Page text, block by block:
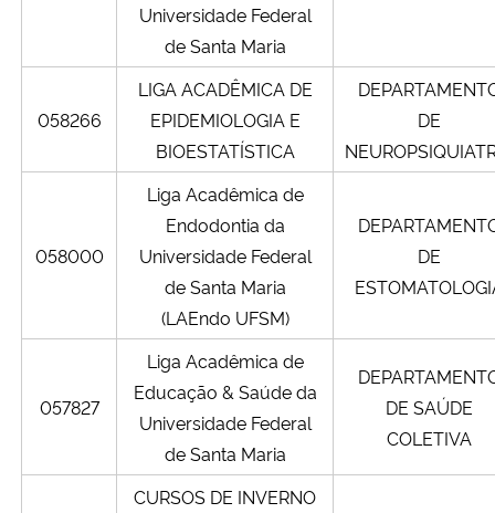
Universidade Federal
de Santa Maria
058266
LIGA ACADÊMICA DE
EPIDEMIOLOGIA E
BIOESTATÍSTICA
DE
058000
Liga Acadêmica de
Endodontia da
Universidade Federal
de Santa Maria
(LAEndo UFSM)
DE
057827
Liga Acadêmica de
Educação & Saúde da
Universidade Federal
de Santa Maria
DE SAÚDE
COLETIVA
CURSOS DE INVERNO